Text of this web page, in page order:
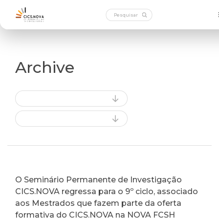
Archive
O Seminário Permanente de Investigação
CICS.NOVA regressa para o 9º ciclo, associado
aos Mestrados que fazem parte da oferta
formativa do CICS.NOVA na NOVA FCSH